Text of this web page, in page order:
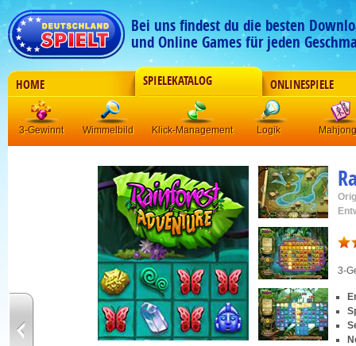
Bei uns findest du die besten
und Online Games für jeden
HOME SPIELEKATALOG ONLINESPIELE
3-Gewinnt Wimmelbild Klick-Management Logik Mahjong
3-